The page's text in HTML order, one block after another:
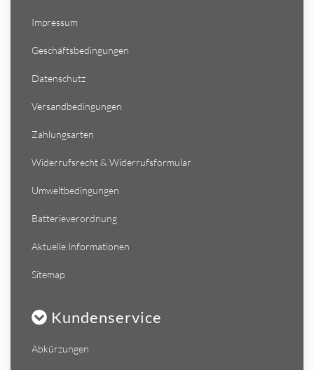
Impressum
Geschäftsbedingungen
Datenschutz
Versandbedingungen
Zahlungsarten
Widerrufsrecht & Widerrufsformular
Umweltbedingungen
Batterieverordnung
Aktuelle Informationen
Sitemap
Kundenservice
Abkürzungen